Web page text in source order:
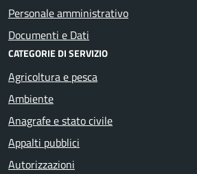
Personale amministrativo
Documenti e Dati
CATEGORIE DI SERVIZIO
Agricoltura e pesca
Ambiente
Anagrafe e stato civile
Appalti pubblici
Autorizzazioni